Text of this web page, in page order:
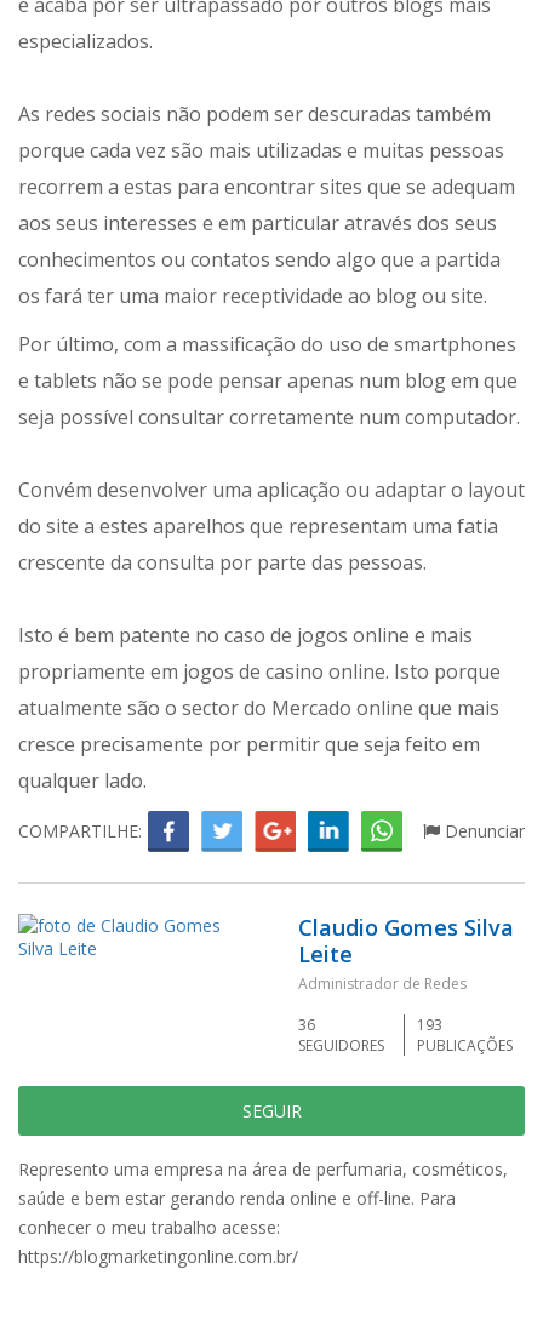
especializados.
As redes sociais não podem ser descuradas também
porque cada vez são mais utilizadas e muitas pessoas
recorrem a estas para encontrar sites que se adequam
aos seus interesses e em particular através dos seus
conhecimentos ou contatos sendo algo que a partida
os fará ter uma maior receptividade ao blog ou site.
Por último, com a massificação do uso de smartphones
e tablets não se pode pensar apenas num blog em que
seja possível consultar corretamente num computador.
Convém desenvolver uma aplicação ou adaptar o layout
do site a estes aparelhos que representam uma fatia
crescente da consulta por parte das pessoas.
Isto é bem patente no caso de jogos online e mais
propriamente em jogos de casino online. Isto porque
atualmente são o sector do Mercado online que mais
cresce precisamente por permitir que seja feito em
qualquer lado.
COMPARTILHE: Denunciar
Claudio Gomes Silva
Leite
Administrador de Redes
36
SEGUIDORES
193
PUBLICAÇÕES
SEGUIR
Represento uma empresa na área de perfumaria, cosméticos,
saúde e bem estar gerando renda online e off-line. Para
conhecer o meu trabalho acesse:
https://blogmarketingonline.com.br/